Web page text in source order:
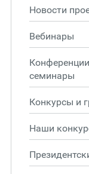
Новости
Вебинары
семинары
Конкурсы и
Наши